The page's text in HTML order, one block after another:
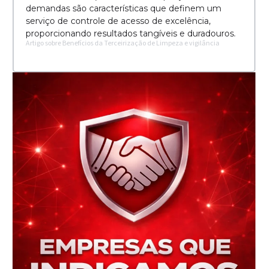
demandas são características que definem um
serviço de controle de acesso de excelência,
proporcionando resultados tangíveis e duradouros.
Artigo sobre Benefícios da Terceirização de Limpeza e vigilância